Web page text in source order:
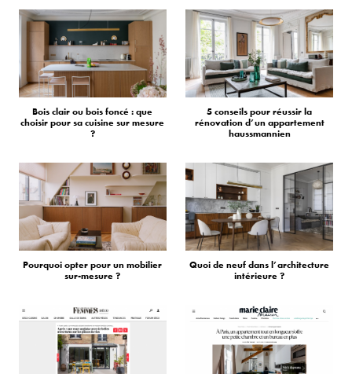
Bois clair ou bois foncé : que
choisir pour sa cuisine sur mesure
?
5 conseils pour réussir la
rénovation d’un appartement
haussmannien
Pourquoi opter pour un mobilier
sur-mesure ?
Quoi de neuf dans l’architecture
intérieure ?